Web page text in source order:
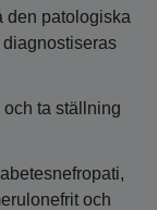
den patologiska
ta ställning
och